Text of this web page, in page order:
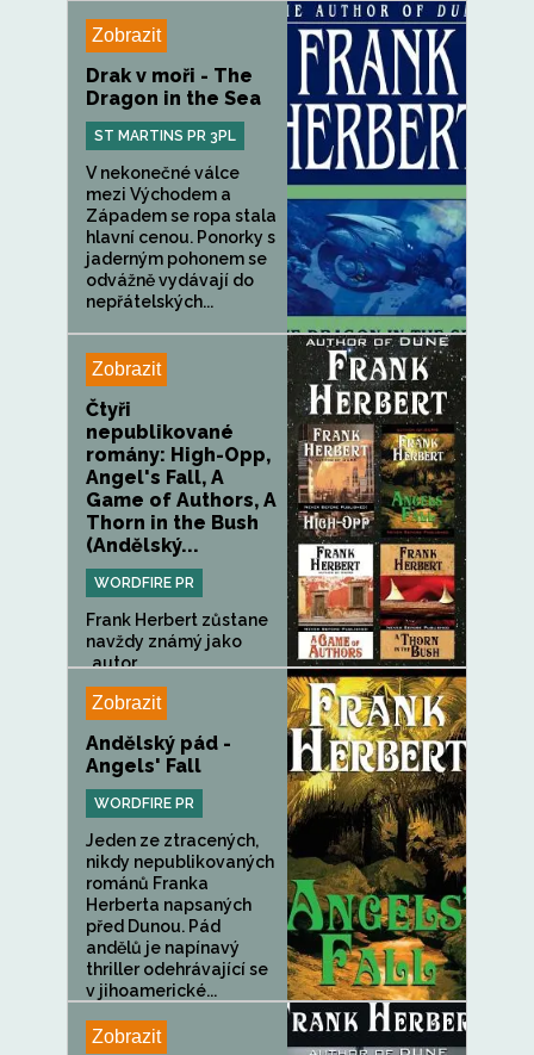
Zobrazit
Drak v moři - The
Dragon in the Sea
ST MARTINS PR 3PL
V nekonečné válce
mezi Východem a
Západem se ropa stala
hlavní cenou. Ponorky s
jaderným pohonem se
odvážně vydávají do
nepřátelských...
Zobrazit
Čtyři
nepublikované
romány: High-Opp,
Angel's Fall, A
Game of Authors, A
Thorn in the Bush
(Andělský...
WORDFIRE PR
Frank Herbert zůstane
navždy známý jako
„autor...
Zobrazit
Andělský pád -
Angels' Fall
WORDFIRE PR
Jeden ze ztracených,
nikdy nepublikovaných
románů Franka
Herberta napsaných
před Dunou. Pád
andělů je napínavý
thriller odehrávající se
v jihoamerické...
Zobrazit